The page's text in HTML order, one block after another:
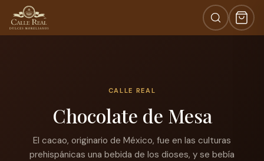
CALLE REAL
Chocolate de Mesa
El cacao, originario de México, fue en las culturas
prehispánicas una bebida de los dioses, y se bebía